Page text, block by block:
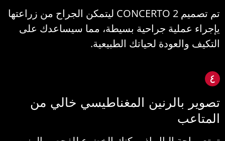
تم تصميم CONCERTO 2 ليتمكن الجراح من زراعتها
عملية جراحية بسيطة، مما سيساعدك على
والعودة لحياتك الطبيعية.
٤
بالرنين المغناطيسي خالي من